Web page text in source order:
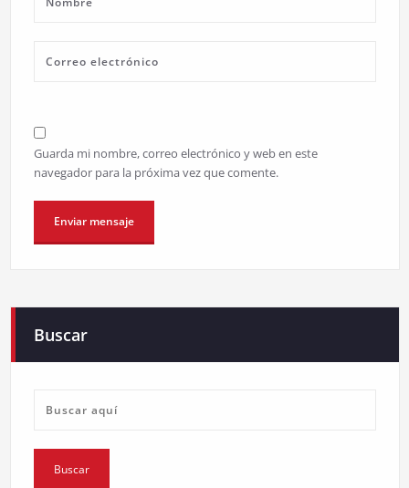
Guarda mi nombre, correo electrónico y web en este
navegador para la próxima vez que comente.
Buscar